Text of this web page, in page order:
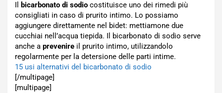
Il bicarbonato di sodio costituisce uno dei rimedi più
consigliati in caso di prurito intimo. Lo possiamo
aggiungere direttamente nel bidet: mettiamone due
cucchiai nell’acqua tiepida. Il bicarbonato di sodio serve
anche a prevenire il prurito intimo, utilizzandolo
regolarmente per la detersione delle parti intime.
15 usi alternativi del bicarbonato di sodio
[/multipage]
[multipage]